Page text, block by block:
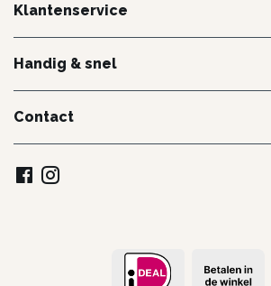
Klantenservice
Handig & snel
Contact